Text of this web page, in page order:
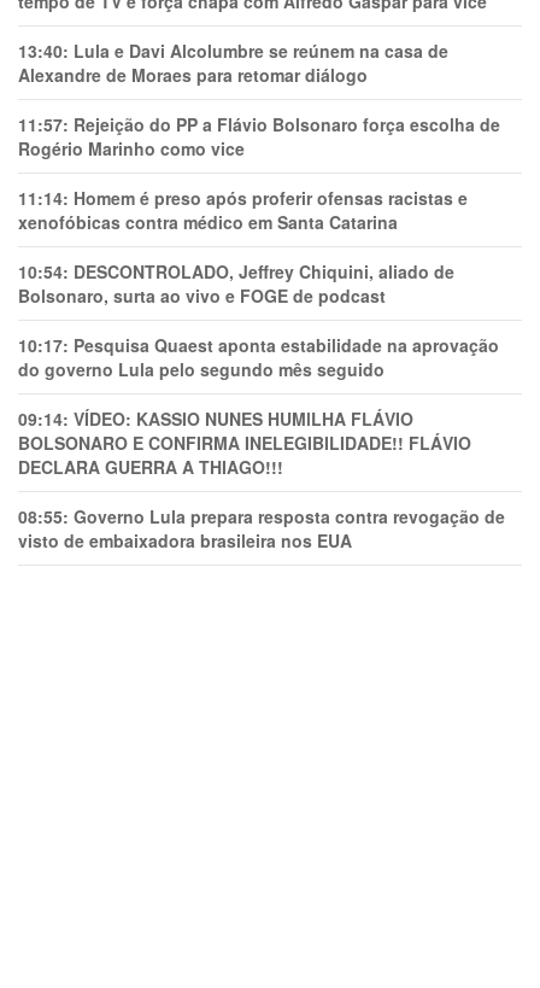
13:40: Lula e Davi Alcolumbre se reúnem na casa de
Alexandre de Moraes para retomar diálogo
11:57: Rejeição do PP a Flávio Bolsonaro força escolha de
Rogério Marinho como vice
11:14: Homem é preso após proferir ofensas racistas e
xenofóbicas contra médico em Santa Catarina
10:54: DESCONTROLADO, Jeffrey Chiquini, aliado de
Bolsonaro, surta ao vivo e FOGE de podcast
10:17: Pesquisa Quaest aponta estabilidade na aprovação
do governo Lula pelo segundo mês seguido
09:14: VÍDEO: KASSIO NUNES HUMlLHA FLÁVIO
BOLSONARO E CONFIRMA INELEGIBILIDADE!! FLÁVIO
DECLARA GUERRA A THIAGO!!!
08:55: Governo Lula prepara resposta contra revogação de
visto de embaixadora brasileira nos EUA